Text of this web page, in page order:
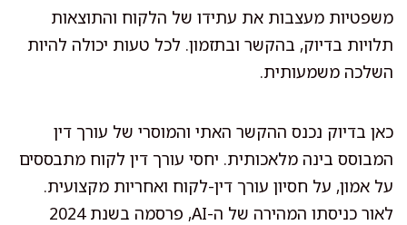
משפטיות מעצבות את עתידו של הלקוח והתוצאות
תלויות בדיוק, בהקשר ובתזמון. לכל טעות יכולה להיות
השלכה משמעותית.
כאן בדיוק נכנס ההקשר האתי והמוסרי של עורך דין
המבוסס בינה מלאכותית. יחסי עורך דין לקוח מתבססים
על אמון, על חסיון עורך דין-לקוח ואחריות מקצועית.
לאור כניסתו המהירה של ה-AI, פרסמה בשנת 2024